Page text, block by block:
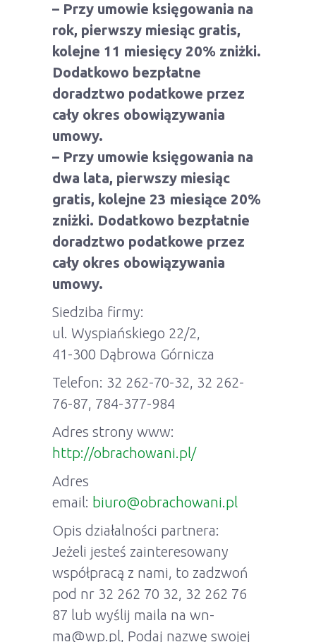
– Przy umowie księgowania na
rok, pierwszy miesiąc gratis,
kolejne 11 miesięcy 20% zniżki.
Dodatkowo bezpłatne
doradztwo podatkowe przez
cały okres obowiązywania
umowy.
– Przy umowie księgowania na
dwa lata, pierwszy miesiąc
gratis, kolejne 23 miesiące 20%
zniżki. Dodatkowo bezpłatnie
doradztwo podatkowe przez
cały okres obowiązywania
umowy.
Siedziba firmy:
ul. Wyspiańskiego 22/2,
41-300 Dąbrowa Górnicza
Telefon: 32 262-70-32, 32 262-
76-87, 784-377-984
Adres strony www:
http://obrachowani.pl/
Adres
email: biuro@obrachowani.pl
Opis działalności partnera:
Jeżeli jesteś zainteresowany
współpracą z nami, to zadzwoń
pod nr 32 262 70 32, 32 262 76
87 lub wyślij maila na wn-
ma@wp.pl, Podaj nazwę swojej